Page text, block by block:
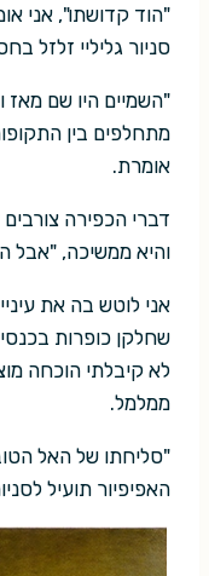
"הוד קדושתו", אני
סניור גליליי זלזל
"השמיים היו שם מאז
מתחלפים בין
אומרת.
דברי הכפירה
והיא ממשיכה, "אבל
אני לוטש בה את
שחלקן כופרות
לא קיבלתי הוכחה
ממלמל.
"סליחתו של האל
האפיפיור תועיל